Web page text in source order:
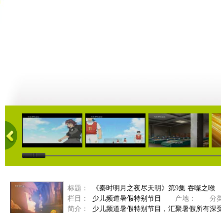
23:00 22:01 08:36
标题：
《秦时明月之夜尽天明》第9集 吞噬之喉
栏目：
少儿频道暑假特别节目 产地：
分
简介：
少儿频道暑假特别节目，汇聚暑假所有深